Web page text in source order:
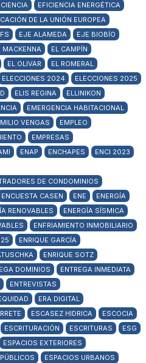
EFICIENCIA ENERGÉTICA
DE LA UNIÓN EUROPEA
EJE ALAMEDA
EJE BIOBÍO
MACKENNA
EL CAMPÍN
EL OLIVAR
EL ROMERAL
ELECCIONES 2024
ELECCIONES 2025
ELIS REGINA
ELLINIKON
EMERGENCIA HABITACIONAL
VENGAS
EMPLEO
EMPRESAS
ENAP ENCHAPES
ENCI 2023
DE CONDOMINIOS
ENCUESTA CASEN ENE
ENERGÍA
RENOVABLES
ENERGÍA SÍSMICA
ENFRIAMIENTO INMOBILIARIO
ENRIQUE GARCÍA
ENRIQUE SOTZ
DOMINIOS
ENTREGA INMEDIATA
ENTREVISTAS
ERA DIGITAL
ESCASEZ HIDRICA
ESCOCIA
ESCRITURACIÓN ESCRITURAS
ESG
ESPACIOS EXTERIORES
ESPACIOS URBANOS